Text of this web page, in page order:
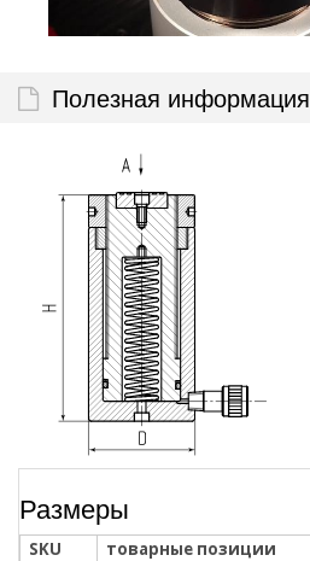
Полезная информация
Размеры
SKU товарные позиции